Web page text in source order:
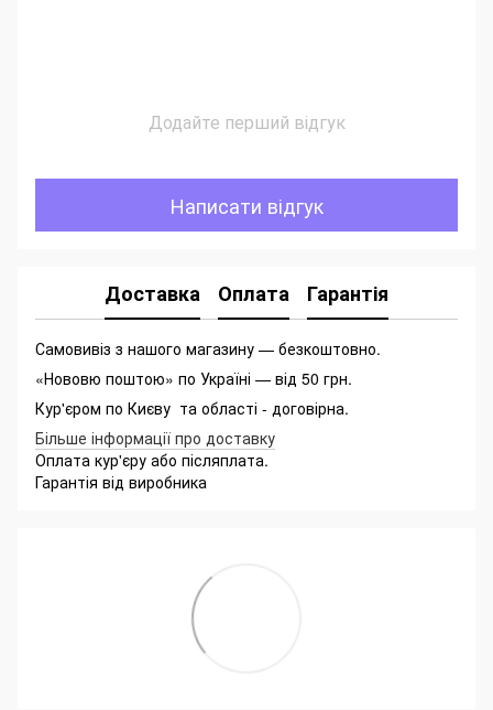
Додайте перший відгук
Написати відгук
Доставка Оплата Гарантія
Самовивіз з нашого магазину — безкоштовно.
«Нововю поштою» по Україні — від 50 грн.
Кур'єром по Києву та області - договірна.
Більше інформації про доставку
Оплата кур'єру або післяплата.
Гарантія від виробника